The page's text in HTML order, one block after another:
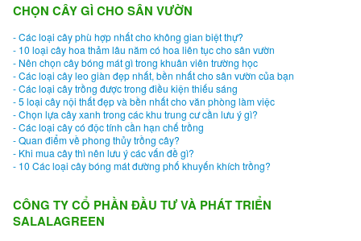
CHỌN CÂY GÌ CHO SÂN VƯỜN
- Các loại cây phù hợp nhất cho không gian biệt thự?
- 10 loại cây hoa thảm lâu năm có hoa liên tục cho sân vườn
- Nên chọn cây bóng mát gì trong khuân viên trường học
- Các loại cây leo giàn đẹp nhất, bền nhất cho sân vườn của bạn
- Các loại cây trồng được trong điều kiện thiếu sáng
- 5 loại cây nội thất đẹp và bền nhất cho văn phòng làm việc
- Chọn lựa cây xanh trong các khu trung cư cần lưu ý gì?
- Các loại cây có độc tính cần hạn chế trồng
- Quan điểm về phong thủy trồng cây?
- Khi mua cây thì nên lưu ý các vấn đề gì?
- 10 Các loại cây bóng mát đường phố khuyến khích trồng?
CÔNG TY CỔ PHẦN ĐẦU TƯ VÀ PHÁT TRIỂN
SALALAGREEN